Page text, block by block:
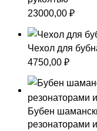
23000,00 ₽
Чехол для
4750,00 ₽
Бубен
резонаторами